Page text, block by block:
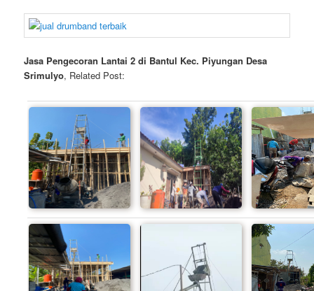
Jasa Pengecoran Lantai 2 di Bantul Kec. Piyungan Desa
Srimulyo, Related Post: